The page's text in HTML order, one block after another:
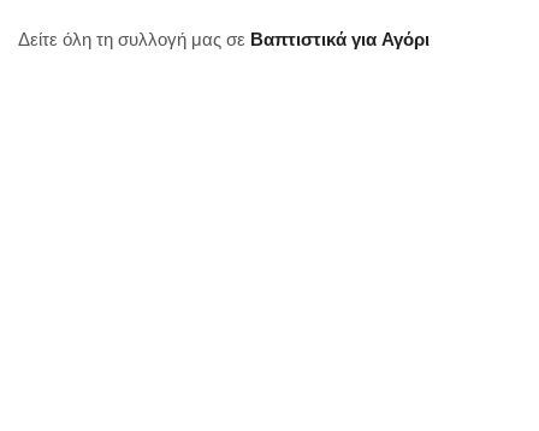
Δείτε όλη τη συλλογή μας σε Βαπτιστικά για Αγόρι